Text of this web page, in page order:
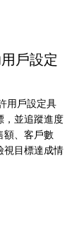
戶設定
用戶設定具
，並追蹤進度
額、客戶數
視目標達成情